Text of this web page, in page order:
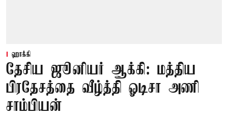
ஹாக்கி
தேசிய ஜூனியர் ஆக்கி: மத்திய
பிரதேசத்தை வீழ்த்தி ஓடிசா அணி
சாம்பியன்